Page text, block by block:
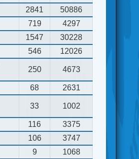
2841
50886
719
4297
1547
30228
546 12026
250 4673
68 2631
33 1002
116
3375
106
3747
9
1068